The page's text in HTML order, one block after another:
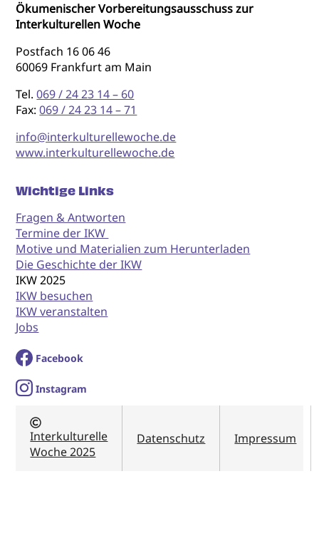
Ökumenischer Vorbereitungsausschuss zur
Interkulturellen Woche
Postfach 16 06 46
60069 Frankfurt am Main
Tel.069 / 24 23 14 – 60
Fax:069 / 24 23 14 – 71
info@interkulturellewoche.de
www.interkulturellewoche.de
Wichtige Links
Fragen & Antworten
Termine der IKW
Motive und Materialien zum Herunterladen
Die Geschichte der IKW
IKW 2025
IKW besuchen
IKW veranstalten
Jobs
Facebook
Instagram
Interkulturelle
Woche 2025
Datenschutz Impressum